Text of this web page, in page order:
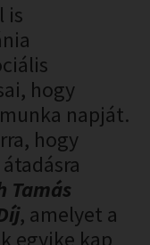
is
hogy
napját.
hogy
Tamás
, amelyet a
egyike kap